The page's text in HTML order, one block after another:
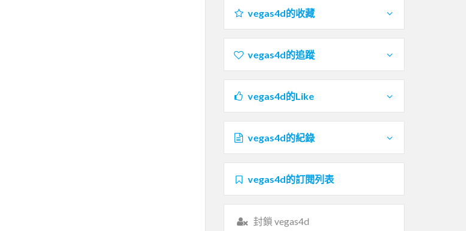
vegas4d的收藏
vegas4d的追蹤
vegas4d的Like
vegas4d的紀錄
vegas4d的訂閱列表
封鎖 vegas4d